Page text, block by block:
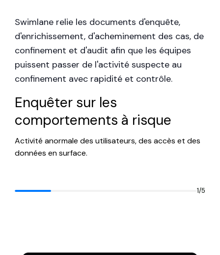
Swimlane relie les documents d'enquête,
d'enrichissement, d'acheminement des cas, de
confinement et d'audit afin que les équipes
puissent passer de l'activité suspecte au
confinement avec rapidité et contrôle.
Enquêter sur les
comportements à risque